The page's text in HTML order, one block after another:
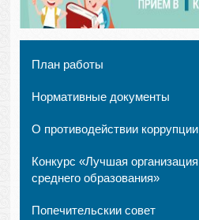
План работы
Нормативные документы
О противодействии коррупции
Конкурс «Лучшая организация
среднего образования»
Попечительскии совет